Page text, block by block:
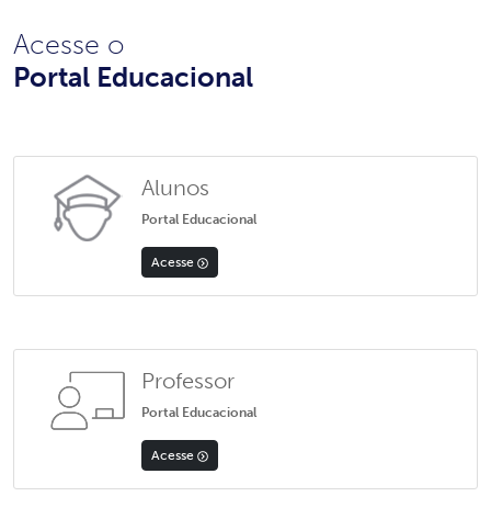
Acesse o
Portal Educacional
Alunos
Portal Educacional
Acesse
Professor
Portal Educacional
Acesse